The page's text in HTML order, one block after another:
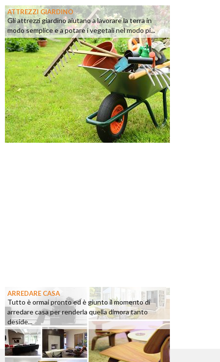
ATTREZZI GIARDINO
Gli attrezzi giardino aiutano a lavorare la terra in
modo semplice e a potare i vegetali nel modo pi...
ARREDARE CASA
Tutto è ormai pronto ed è giunto il momento di
arredare casa per renderla quella dimora tanto
deside...